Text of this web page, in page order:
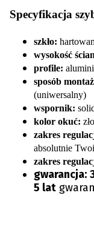
Specyfikacja
szkło:
wysokość
profile:
sposób
(uniwersalny)
wspornik:
kolor okuć:
zakres
absolutnie
zakres
gwarancja:
5 lat